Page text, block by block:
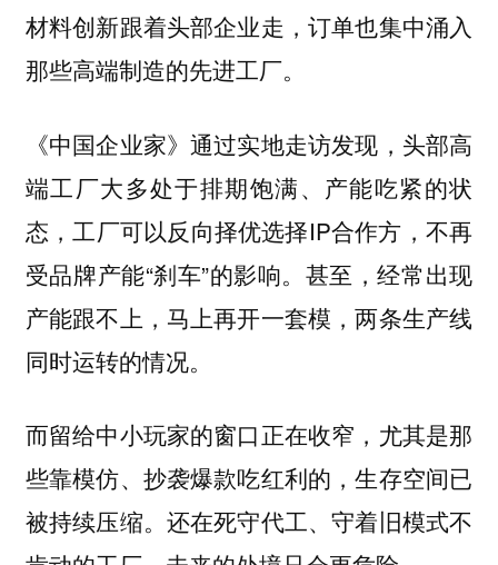
材料创新跟着头部企业走，订单也集中涌入
那些高端制造的先进工厂。
《中国企业家》通过实地走访发现，头部高
端工厂大多处于排期饱满、产能吃紧的状
态，工厂可以反向择优选择IP合作方，不再
受品牌产能“刹车”的影响。 甚至，经常出现
产能跟不上，马上再开一套模，两条生产线
同时运转的情况。
而留给中小玩家的窗口正在收窄，尤其是那
些靠模仿、抄袭爆款吃红利的，生存空间已
被持续压缩。还在死守代工、守着旧模式不